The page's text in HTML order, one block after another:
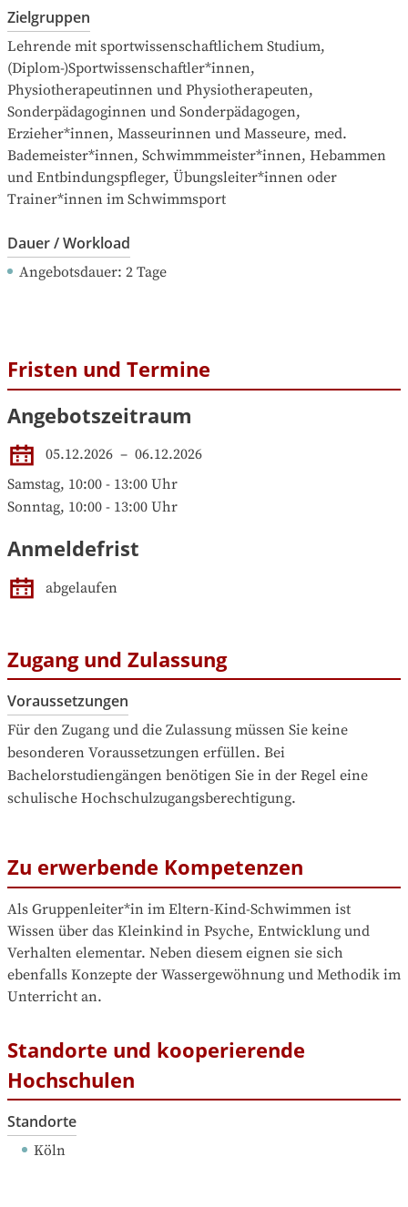
Zielgruppen
Lehrende mit sportwissenschaftlichem Studium,
(Diplom-)Sportwissenschaftler*innen,
Physiotherapeutinnen und Physiotherapeuten,
Sonderpädagoginnen und Sonderpädagogen,
Erzieher*innen, Masseurinnen und Masseure, med.
Bademeister*innen, Schwimmmeister*innen, Hebammen
und Entbindungspfleger, Übungsleiter*innen oder
Trainer*innen im Schwimmsport
Dauer / Workload
Angebotsdauer: 2 Tage
Fristen und Termine
Angebotszeitraum
05.12.2026 – 06.12.2026
Samstag, 10:00 - 13:00 Uhr
Sonntag, 10:00 - 13:00 Uhr
Anmeldefrist
abgelaufen
Zugang und Zulassung
Voraussetzungen
Für den Zugang und die Zulassung müssen Sie keine
besonderen Voraussetzungen erfüllen. Bei
Bachelorstudiengängen benötigen Sie in der Regel eine
schulische Hochschulzugangsberechtigung.
Zu erwerbende Kompetenzen
Als Gruppenleiter*in im Eltern-Kind-Schwimmen ist
Wissen über das Kleinkind in Psyche, Entwicklung und
Verhalten elementar. Neben diesem eignen sie sich
ebenfalls Konzepte der Wassergewöhnung und Methodik im
Unterricht an.
Standorte und kooperierende
Hochschulen
Standorte
Köln